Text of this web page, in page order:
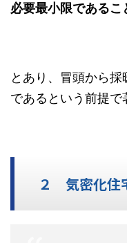
必要最小限であるこ
とあり、冒頭から
であるという前提で
２ 気密化住